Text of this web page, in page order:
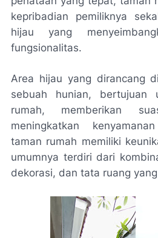
kepribadian pemiliknya
hijau yang
fungsionalitas.
Area hijau yang dirancang
sebuah hunian, bertujuan
rumah, memberikan
meningkatkan
taman rumah memiliki
umumnya terdiri dari
dekorasi, dan tata ruang